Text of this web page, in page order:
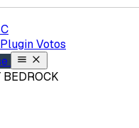
Plugin Votos